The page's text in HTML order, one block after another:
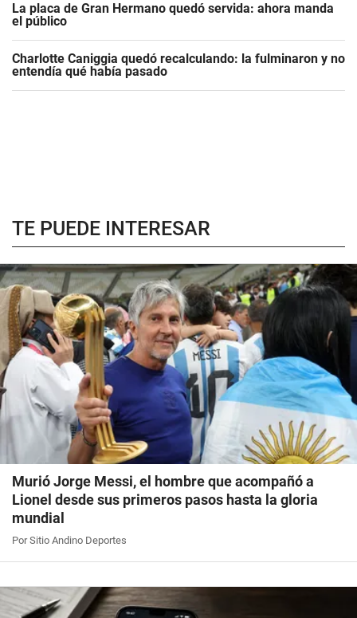
La placa de Gran Hermano quedó servida: ahora manda
el público
Charlotte Caniggia quedó recalculando: la fulminaron y no
entendía qué había pasado
TE PUEDE INTERESAR
Murió Jorge Messi, el hombre que acompañó a
Lionel desde sus primeros pasos hasta la gloria
mundial
Por Sitio Andino Deportes